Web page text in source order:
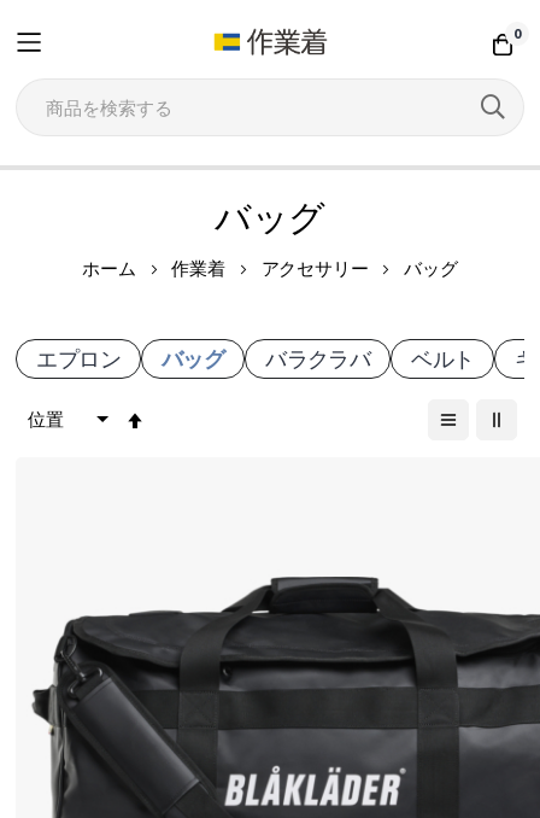
0
ツ
に
ス
バッグ
ホーム 作業着 アクセサリー バッグ
エプロン バッグ バラクラバ ベルト